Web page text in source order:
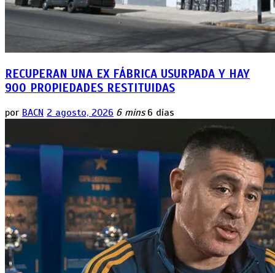
RECUPERAN UNA EX FÁBRICA USURPADA Y HAY
900 PROPIEDADES RESTITUIDAS
por BACN 2 agosto, 2026 6 mins 6 días